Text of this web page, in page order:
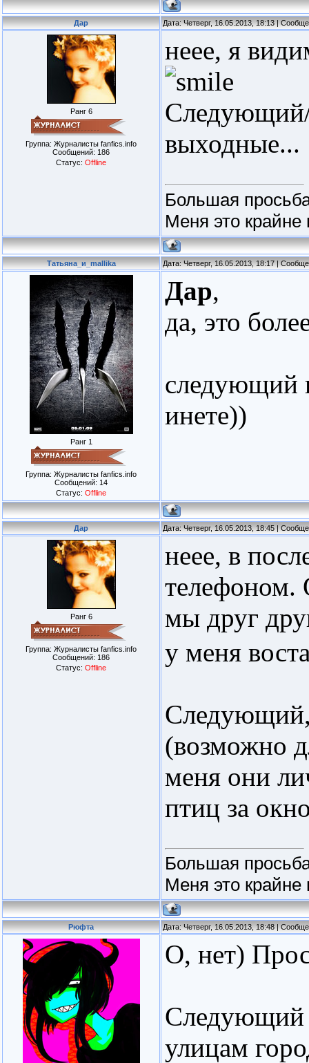
Дар Дата: Четверг, 16.05.2013, 18:13 |
Ранг 6
Группа: Журналисты fanfics.info
Сообщений: 186
Статус: Offline
неее, я
Следующий/
выходные...
Большая
Меня это крайне
Татьяна_и_mallika Дата: Четверг, 16.05.2013, 18:17 |
Ранг 1
Группа: Журналисты fanfics.info
Сообщений: 14
Статус: Offline
Дар,
да, это
следующий
инете))
Дар Дата: Четверг, 16.05.2013, 18:45 |
Ранг 6
Группа: Журналисты fanfics.info
Сообщений: 186
Статус: Offline
неее, в
мы друг
у меня
Следующий,
(возможно
меня они
птиц за
Большая
Меня это крайне
Рюфта Дата: Четверг, 16.05.2013, 18:48 |
О, нет)
Следующий
улицам